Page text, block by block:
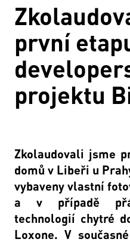
první
projektu
Zkolaudovali jsme
domů v Libeři u
vybaveny vlastní
a v případě
technologií chytré
Loxone. V